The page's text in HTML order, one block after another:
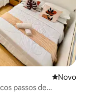
Novo
Novo
passos de